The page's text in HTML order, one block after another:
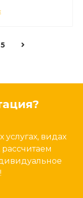
5
видах